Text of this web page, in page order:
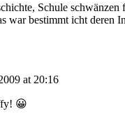
Schule schwänzen
war bestimmt icht deren
at 20:16
😀